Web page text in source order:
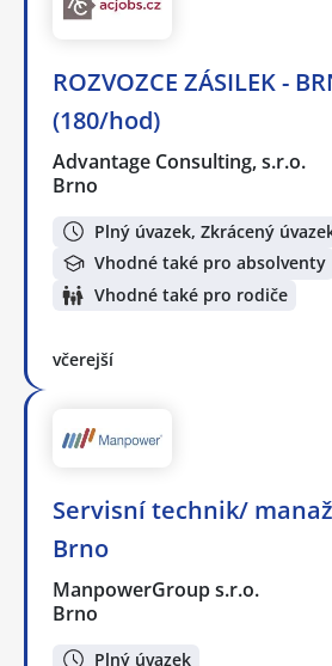
ROZVOZCE ZÁSILEK -
(180/hod)
Advantage Consulting, s.r.o.
Brno
Plný úvazek, Zkrácený
Vhodné také pro absolventy
Vhodné také pro rodiče
včerejší
Servisní technik/
Brno
ManpowerGroup s.r.o.
Brno
Plný úvazek